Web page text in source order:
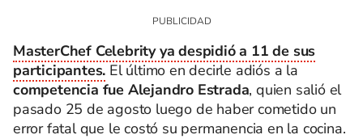
MasterChef Celebrity ya despidió a 11 de sus
participantes. El último en decirle adiós a la
competencia fue Alejandro Estrada, quien salió el
pasado 25 de agosto luego de haber cometido un
error fatal que le costó su permanencia en la cocina.